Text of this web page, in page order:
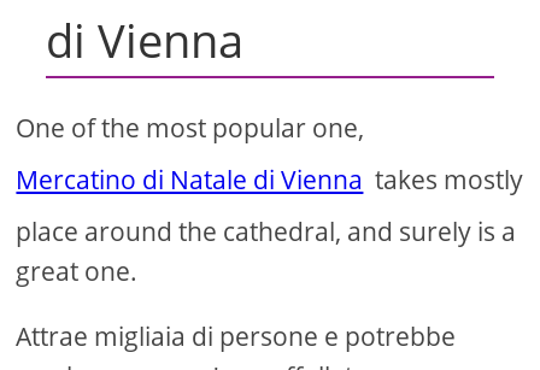
di Vienna
One of the most popular one,
Mercatino di Natale di Vienna takes mostly
place around the cathedral, and surely is a
great one.
Attrae migliaia di persone e potrebbe